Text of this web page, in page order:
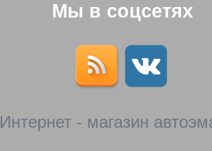
Мы в соцсетях
Интернет - магазин